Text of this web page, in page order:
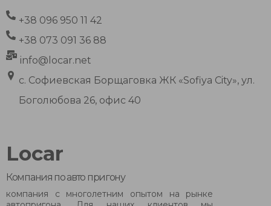
Locar
Компания по авто пригону
компания с многолетним опытом на рынке
+38 096 950 11 42
+38 073 091 36 88
info@locar.net
с. Софиевская Борщаговка ЖК «Sofiya City», ул.
Боголюбова 26, офис 40